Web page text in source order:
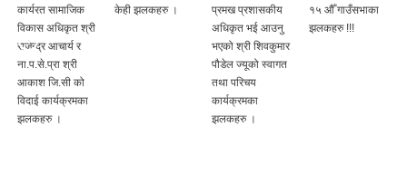
कार्यरत सामाजिक
विकास अधिकृत श्री
राजेन्द्र आचार्य र
ना.प.से.प्रा श्री
आकाश जि.सी को
विदाई कार्यक्रमका
झलकहरु ।
केही झलकहरु ।
प्रमख प्रशासकीय
अधिकृत भई आउनु
भएको श्री शिवकुमार
पौडेल ज्यूको स्वागत
तथा परिचय
कार्यक्रमका
झलकहरु ।
१५ औँ गाउँसभाका
झलकहरु !!!